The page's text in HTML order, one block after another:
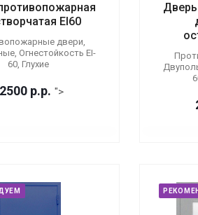
EI60
двери,
Огнестойкость EI-
60, Глухие
р.р. ">